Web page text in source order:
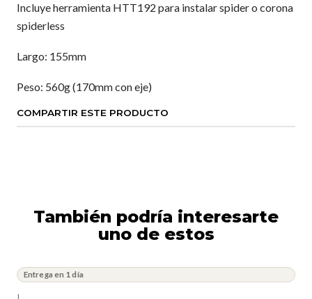
Incluye herramienta HTT192 para instalar spider o corona
spiderless
Largo: 155mm
Peso: 560g (170mm con eje)
COMPARTIR ESTE PRODUCTO
También podría interesarte
uno de estos
Entrega en 1 día